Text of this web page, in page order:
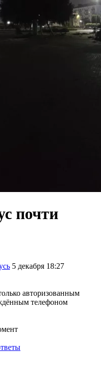
почти
5 декабря 18:27
авторизованным
телефоном